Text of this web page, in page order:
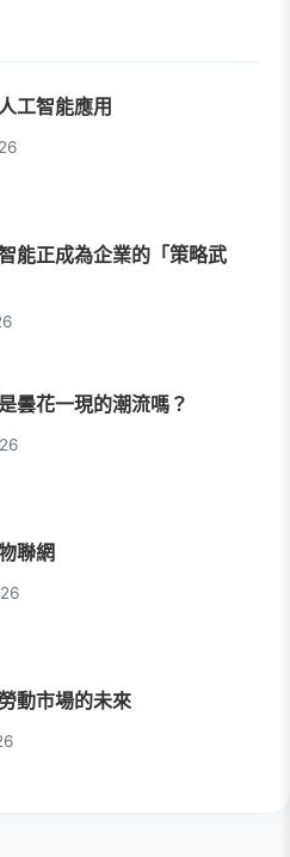
工智能應用
能正成為企業的「策略武
曇花一現的潮流嗎？
聯網
動市場的未來